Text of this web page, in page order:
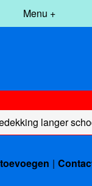
Menu +
langer